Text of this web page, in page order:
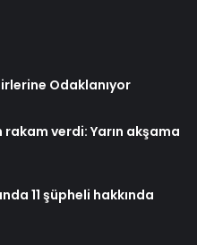
Odaklanıyor
rakam verdi: Yarın akşama
11 şüpheli hakkında